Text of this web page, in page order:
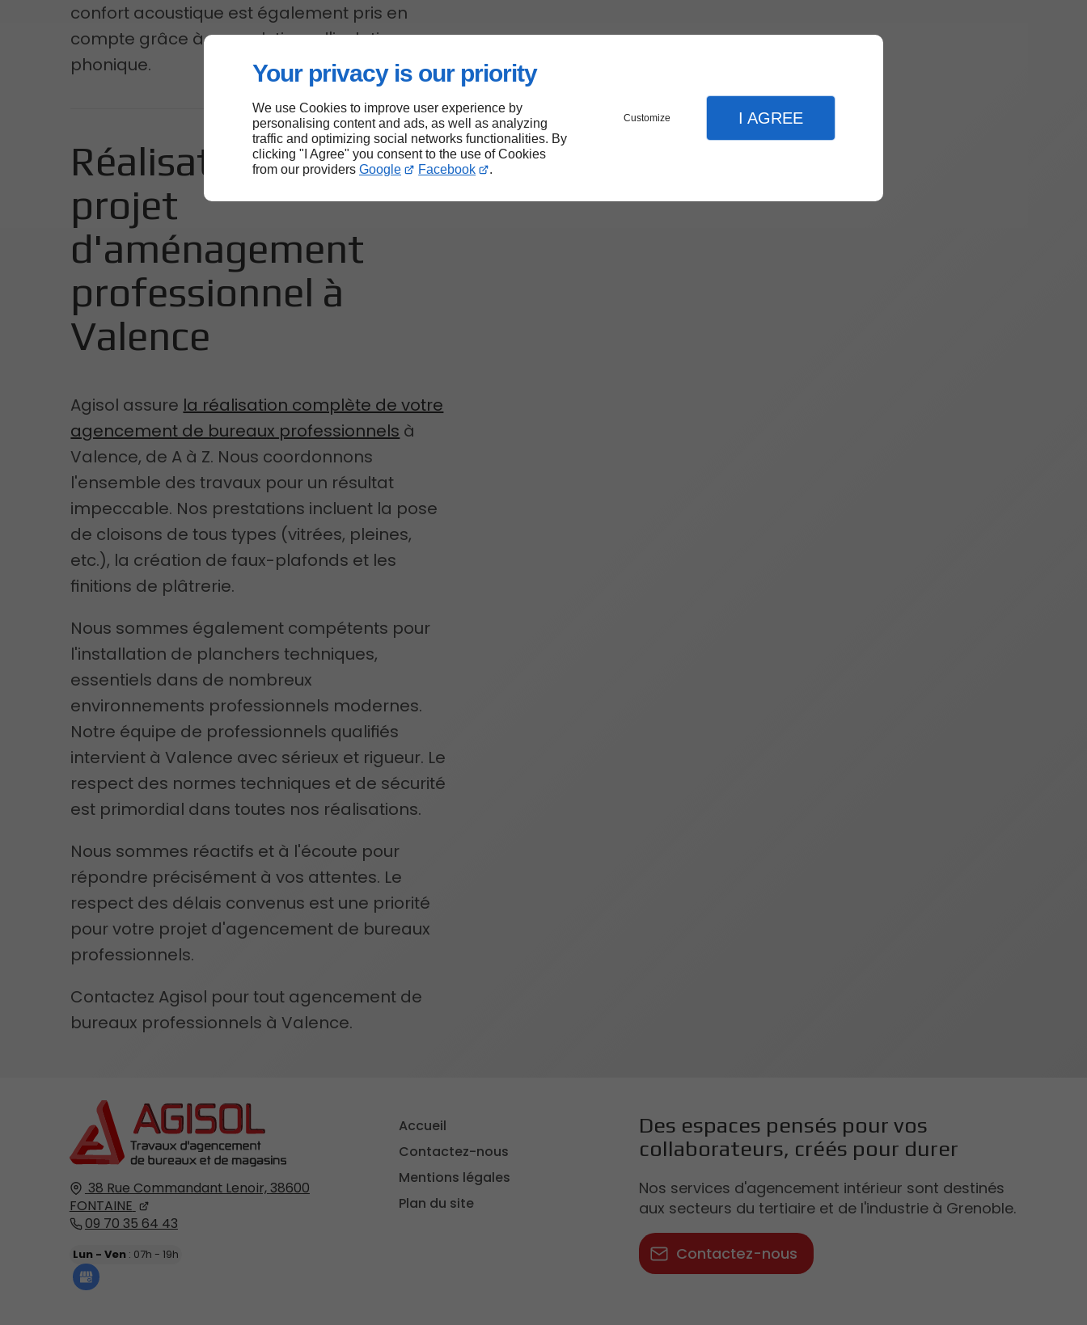
Your privacy is our priority
We use Cookies to improve user experience by
personalising content and ads, as well as analyzing
traffic and optimizing social networks functionalities. By
clicking "I Agree" you consent to the use of Cookies
from our providers Google Facebook .
Customize I AGREE
confort acoustique est également pris en
compte grâce à nos solutions d'isolation
phonique.
Réalisation de votre
projet
d'aménagement
professionnel à
Valence
Agisol assure la réalisation complète de votre
agencement de bureaux professionnels à
Valence, de A à Z. Nous coordonnons
l'ensemble des travaux pour un résultat
impeccable. Nos prestations incluent la pose
de cloisons de tous types (vitrées, pleines,
etc.), la création de faux-plafonds et les
finitions de plâtrerie.
Nous sommes également compétents pour
l'installation de planchers techniques,
essentiels dans de nombreux
environnements professionnels modernes.
Notre équipe de professionnels qualifiés
intervient à Valence avec sérieux et rigueur. Le
respect des normes techniques et de sécurité
est primordial dans toutes nos réalisations.
Nous sommes réactifs et à l'écoute pour
répondre précisément à vos attentes. Le
respect des délais convenus est une priorité
pour votre projet d'agencement de bureaux
professionnels.
Contactez Agisol pour tout agencement de
bureaux professionnels à Valence.
38 Rue Commandant Lenoir, 38600
FONTAINE
09 70 35 64 43
Lun - Ven : 07h - 19h
Accueil
Contactez-nous
Mentions légales
Plan du site
Des espaces pensés pour vos
collaborateurs, créés pour durer
Nos services d'agencement intérieur sont destinés
aux secteurs du tertiaire et de l'industrie à Grenoble.
Contactez-nous